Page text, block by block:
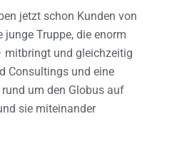
jetzt schon Kunden von
Truppe, die enorm
mitbringt und gleichzeitig
Consultings und eine
um den Globus auf
sie miteinander